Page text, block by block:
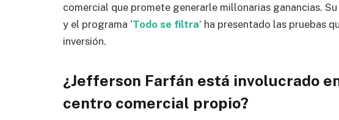
comercial que promete generarle millonarias ganancias.
y el programa ‘Todo se filtra‘ ha presentado las pruebas
inversión.
¿Jefferson Farfán está involucrado
centro comercial propio?